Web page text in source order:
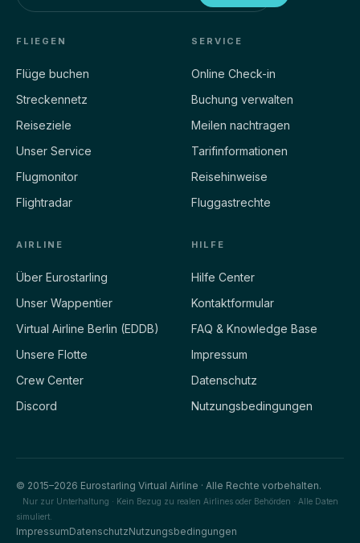
FLIEGEN
Flüge buchen
Streckennetz
Reiseziele
Unser Service
Flugmonitor
Flightradar
SERVICE
Online Check-in
Buchung verwalten
Meilen nachtragen
Tarifinformationen
Reisehinweise
Fluggastrechte
AIRLINE
Über Eurostarling
Unser Wappentier
Virtual Airline Berlin (EDDB)
Unsere Flotte
Crew Center
Discord
HILFE
Hilfe Center
Kontaktformular
FAQ & Knowledge Base
Impressum
Datenschutz
Nutzungsbedingungen
© 2015–2026 Eurostarling Virtual Airline · Alle Rechte vorbehalten.
Nur zur Unterhaltung · Kein Bezug zu realen Airlines oder Behörden · Alle Daten
simuliert.
ImpressumDatenschutzNutzungsbedingungen